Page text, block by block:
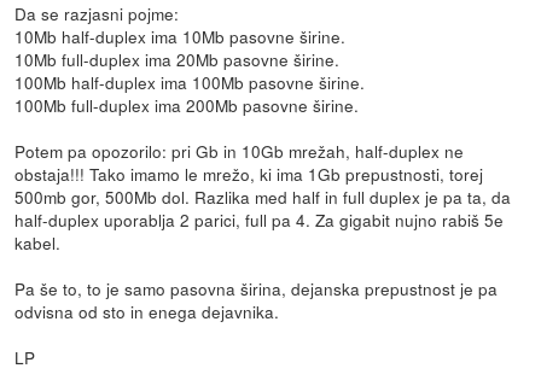
Da se razjasni pojme:
10Mb half-duplex ima 10Mb pasovne širine.
10Mb full-duplex ima 20Mb pasovne širine.
100Mb half-duplex ima 100Mb pasovne širine.
100Mb full-duplex ima 200Mb pasovne širine.
Potem pa opozorilo: pri Gb in 10Gb mrežah, half-duplex ne
obstaja!!! Tako imamo le mrežo, ki ima 1Gb prepustnosti, torej
500mb gor, 500Mb dol. Razlika med half in full duplex je pa ta, da
half-duplex uporablja 2 parici, full pa 4. Za gigabit nujno rabiš 5e
kabel.
Pa še to, to je samo pasovna širina, dejanska prepustnost je pa
odvisna od sto in enega dejavnika.
LP